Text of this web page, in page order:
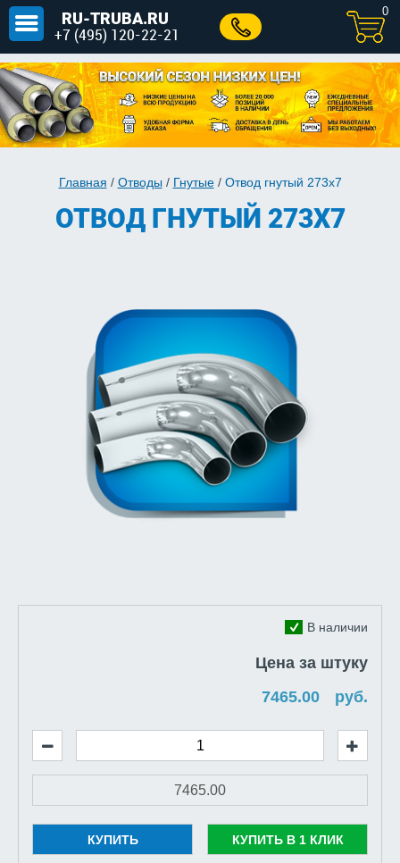
RU-TRUBA.RU
+7 (495) 120-22-21
0
Главная / Отводы / Гнутые/ Отвод гнутый 273х7
ОТВОД ГНУТЫЙ 273Х7
В наличии
Цена за штуку
руб.
КУПИТЬ КУПИТЬ В 1 КЛИК